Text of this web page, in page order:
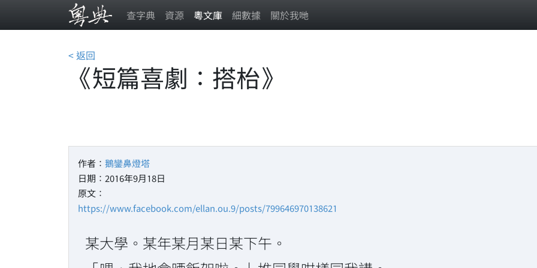
查字典 資源 粵文庫 細數據 關於我哋
< 返回
《短篇喜劇：搭枱》
作者： 鵝鑾鼻燈塔
日期：2016年9月18日
原文：
https://www.facebook.com/ellan.ou.9/posts/799646970138621
某大學。某年某月某日某下午。